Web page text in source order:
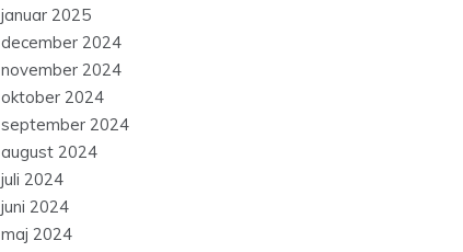
januar 2025
december 2024
november 2024
oktober 2024
september 2024
august 2024
juli 2024
juni 2024
maj 2024